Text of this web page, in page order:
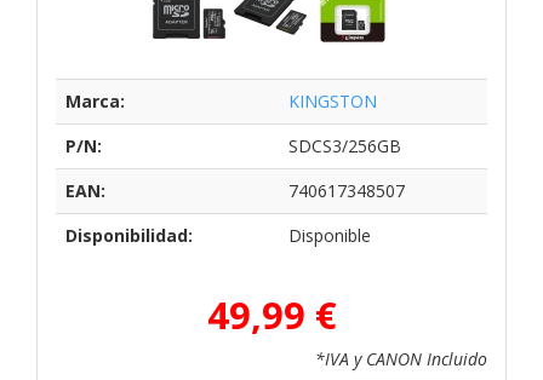
Marca:
KINGSTON
P/N:
SDCS3/256GB
EAN:
740617348507
Disponibilidad:
Disponible
49,99 €
*IVA y CANON Incluido